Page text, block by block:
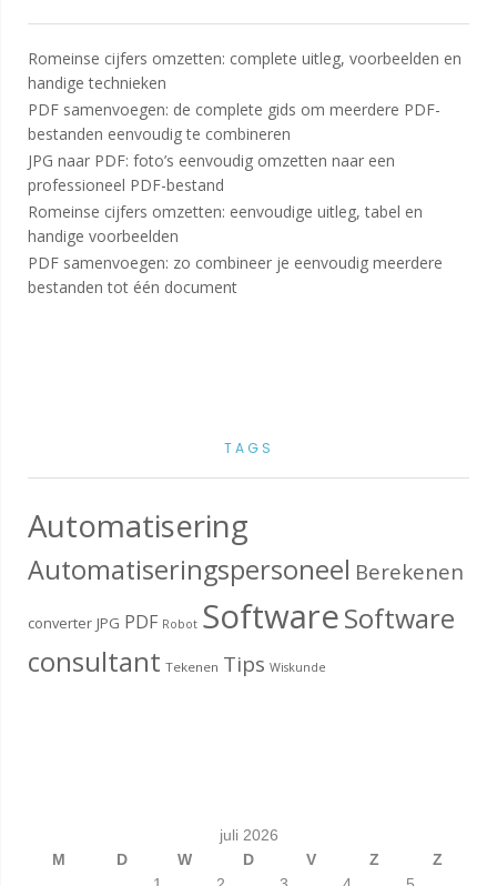
Romeinse cijfers omzetten: complete uitleg, voorbeelden en
handige technieken
PDF samenvoegen: de complete gids om meerdere PDF-
bestanden eenvoudig te combineren
JPG naar PDF: foto’s eenvoudig omzetten naar een
professioneel PDF-bestand
Romeinse cijfers omzetten: eenvoudige uitleg, tabel en
handige voorbeelden
PDF samenvoegen: zo combineer je eenvoudig meerdere
bestanden tot één document
TAGS
Automatisering
Automatiseringspersoneel Berekenen
converter JPG PDF Robot SoftwareSoftware
consultant Tekenen Tips Wiskunde
juli 2026
M
D W D V Z
Z